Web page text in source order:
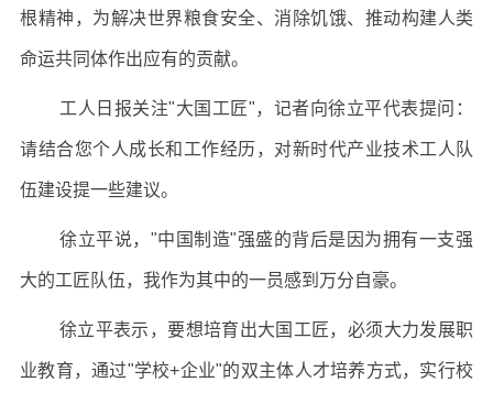
根精神，为解决世界粮食安全、消除饥饿、推动构建人类
命运共同体作出应有的贡献。
工人日报关注"大国工匠"，记者向徐立平代表提问：
请结合您个人成长和工作经历，对新时代产业技术工人队
伍建设提一些建议。
徐立平说，"中国制造"强盛的背后是因为拥有一支强
大的工匠队伍，我作为其中的一员感到万分自豪。
徐立平表示，要想培育出大国工匠，必须大力发展职
业教育，通过"学校+企业"的双主体人才培养方式，实行校